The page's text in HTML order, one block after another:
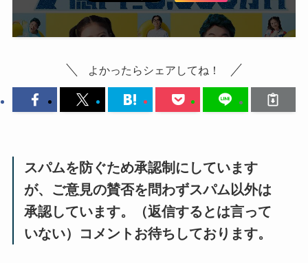
よかったらシェアしてね！
スパムを防ぐため承認制にしています
が、ご意見の賛否を問わずスパム以外は
承認しています。（返信するとは言って
いない）コメントお待ちしております。